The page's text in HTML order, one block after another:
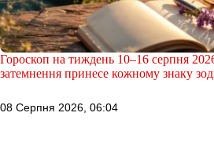
Гороскоп на тиждень 10–16 серпня
затемнення принесе кожному знаку
08 Серпня 2026, 06:04